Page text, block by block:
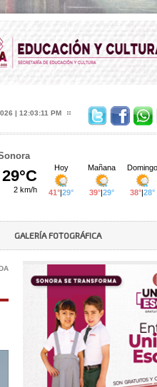
| 12:03:13 PM
GALERÍA FOTOGRÁFICA